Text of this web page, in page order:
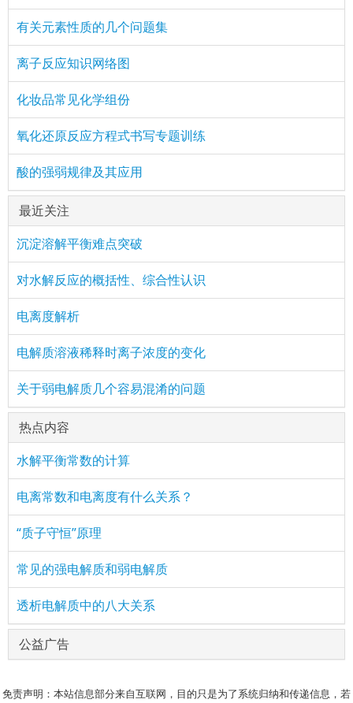
有关元素性质的几个问题集
离子反应知识网络图
化妆品常见化学组份
氧化还原反应方程式书写专题训练
酸的强弱规律及其应用
最近关注
沉淀溶解平衡难点突破
对水解反应的概括性、综合性认识
电离度解析
电解质溶液稀释时离子浓度的变化
关于弱电解质几个容易混淆的问题
热点内容
水解平衡常数的计算
电离常数和电离度有什么关系？
“质子守恒”原理
常见的强电解质和弱电解质
透析电解质中的八大关系
公益广告
免责声明：本站信息部分来自互联网，目的只是为了系统归纳和传递信息，若